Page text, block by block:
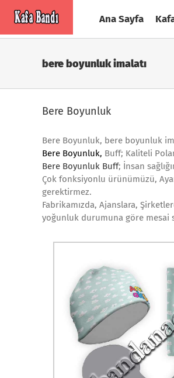
Ana Sayfa
bere boyunluk imalatı
Bere Boyunluk
Bere Boyunluk, bere boyunluk
Bere Boyunluk, Buff; Kaliteli
Bere Boyunluk Buff; İnsan
Çok fonksiyonlu ürünümüzü,
gerektirmez.
Fabrikamızda, Ajanslara,
yoğunluk durumuna göre mesai